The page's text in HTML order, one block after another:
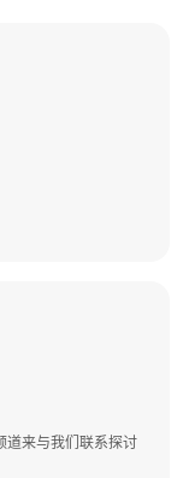
道来与我们联系探讨